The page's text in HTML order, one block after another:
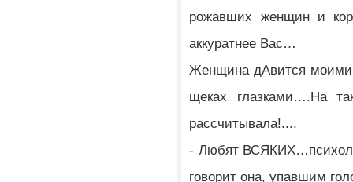
рожавших женщин и
аккуратнее Вас…
Женщина дАвится
щеках глазками….На
рассчитывала!....
- Любят
говорит она, упавшим